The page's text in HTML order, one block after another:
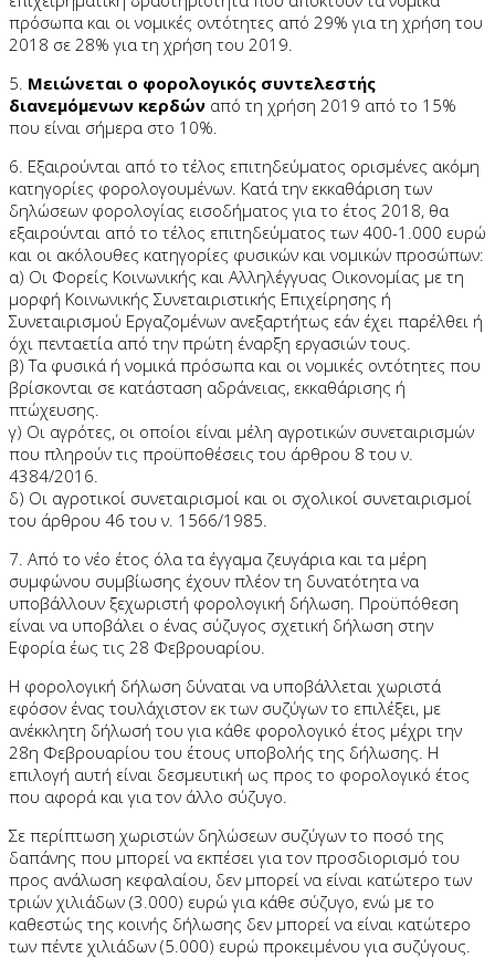
πρόσωπα και οι νομικές οντότητες από 29% για τη χρήση του
2018 σε 28% για τη χρήση του 2019.
5. Μειώνεται ο φορολογικός συντελεστής
διανεμόμενων κερδών από τη χρήση 2019 από το 15%
που είναι σήμερα στο 10%.
6. Εξαιρούνται από το τέλος επιτηδεύματος ορισμένες ακόμη
κατηγορίες φορολογουμένων. Κατά την εκκαθάριση των
δηλώσεων φορολογίας εισοδήματος για το έτος 2018, θα
εξαιρούνται από το τέλος επιτηδεύματος των 400-1.000 ευρώ
και οι ακόλουθες κατηγορίες φυσικών και νομικών προσώπων:
α) Οι Φορείς Κοινωνικής και Αλληλέγγυας Οικονομίας με τη
μορφή Κοινωνικής Συνεταιριστικής Επιχείρησης ή
Συνεταιρισμού Εργαζομένων ανεξαρτήτως εάν έχει παρέλθει ή
όχι πενταετία από την πρώτη έναρξη εργασιών τους.
β) Τα φυσικά ή νομικά πρόσωπα και οι νομικές οντότητες που
βρίσκονται σε κατάσταση αδράνειας, εκκαθάρισης ή
πτώχευσης.
γ) Οι αγρότες, οι οποίοι είναι μέλη αγροτικών συνεταιρισμών
που πληρούν τις προϋποθέσεις του άρθρου 8 του ν.
4384/2016.
δ) Οι αγροτικοί συνεταιρισμοί και οι σχολικοί συνεταιρισμοί
του άρθρου 46 του ν. 1566/1985.
7. Από το νέο έτος όλα τα έγγαμα ζευγάρια και τα μέρη
συμφώνου συμβίωσης έχουν πλέον τη δυνατότητα να
υποβάλλουν ξεχωριστή φορολογική δήλωση. Προϋπόθεση
είναι να υποβάλει ο ένας σύζυγος σχετική δήλωση στην
Εφορία έως τις 28 Φεβρουαρίου.
Η φορολογική δήλωση δύναται να υποβάλλεται χωριστά
εφόσον ένας τουλάχιστον εκ των συζύγων το επιλέξει, με
ανέκκλητη δήλωσή του για κάθε φορολογικό έτος μέχρι την
28η Φεβρουαρίου του έτους υποβολής της δήλωσης. Η
επιλογή αυτή είναι δεσμευτική ως προς το φορολογικό έτος
που αφορά και για τον άλλο σύζυγο.
Σε περίπτωση χωριστών δηλώσεων συζύγων το ποσό της
δαπάνης που μπορεί να εκπέσει για τον προσδιορισμό του
προς ανάλωση κεφαλαίου, δεν μπορεί να είναι κατώτερο των
τριών χιλιάδων (3.000) ευρώ για κάθε σύζυγο, ενώ με το
καθεστώς της κοινής δήλωσης δεν μπορεί να είναι κατώτερο
των πέντε χιλιάδων (5.000) ευρώ προκειμένου για συζύγους.